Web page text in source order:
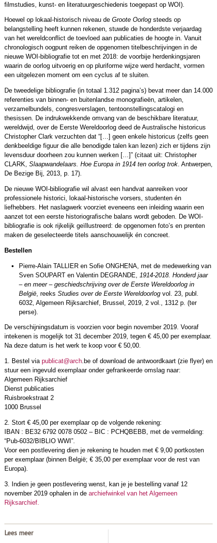
filmstudies, kunst- en literatuurgeschiedenis toegepast op WOI).
Hoewel op lokaal-historisch niveau de Groote Oorlogsteeds op
belangstelling heeft kunnen rekenen, stuwde de honderdste verjaardag
van het wereldconflict de toevloed aan publicaties de hoogte in. Vanuit
chronologisch oogpunt reiken de opgenomen titelbeschrijvingen in de
nieuwe WOI-bibliografie tot en met 2018: de voorbije herdenkingsjaren
waarin de oorlog uitvoerig en op pluriforme wijze werd herdacht, vormen
een uitgelezen moment om een cyclus af te sluiten.
De tweedelige bibliografie (in totaal 1.312 pagina’s) bevat meer dan 14.000
referenties van binnen- en buitenlandse monografieën, artikelen,
verzamelbundels, congresverslagen, tentoonstellingscatalogi en
thesissen. De indrukwekkende omvang van de beschikbare literatuur,
wereldwijd, over de Eerste Wereldoorlog deed de Australische historicus
Christopher Clark verzuchten dat “[…] geen enkele historicus (zelfs geen
denkbeeldige figuur die alle benodigde talen kan lezen) zich er tijdens zijn
levensduur doorheen zou kunnen werken […]” (citaat uit: Christopher
CLARK, Slaapwandelaars. Hoe Europa in 1914 ten oorlog trok. Antwerpen,
De Bezige Bij, 2013, p. 17).
De nieuwe WOI-bibliografie wil alvast een handvat aanreiken voor
professionele historici, lokaal-historische vorsers, studenten én
liefhebbers. Het naslagwerk voorziet eveneens een inleiding waarin een
aanzet tot een eerste historiografische balans wordt geboden. De WOI-
bibliografie is ook rijkelijk geïllustreerd: de opgenomen foto’s en prenten
maken de geselecteerde titels aanschouwelijk én concreet.
Bestellen
Pierre-Alain TALLIER en Sofie ONGHENA, met de medewerking van
Sven SOUPART en Valentin DEGRANDE,
1914-2018. Honderd jaar
– en meer – geschiedschrijving over de Eerste Wereldoorlog in
België, reeks Studies over de Eerste Wereldoorlogvol. 23, publ.
6032, Algemeen Rijksarchief, Brussel, 2019, 2 vol., 1312 p. (ter
perse).
De verschijningsdatum is voorzien voor begin november 2019. Vooraf
intekenen is mogelijk tot 31 december 2019, tegen € 45,00 per exemplaar.
Na deze datum is het werk te koop voor € 50,00.
1. Bestel via publicat@arch.be of download de antwoordkaart (zie flyer) en
stuur een ingevuld exemplaar onder gefrankeerde omslag naar:
Algemeen Rijksarchief
Dienst publicaties
Ruisbroekstraat 2
1000 Brussel
2. Stort € 45,00 per exemplaar op de volgende rekening:
IBAN : BE32 6792 0078 0502 – BIC : PCHQBEBB, met de vermelding:
“Pub-6032/BIBLIO WWI”.
Voor een postlevering dien je rekening te houden met € 9,00 portkosten
per exemplaar (binnen België; € 35,00 per exemplaar voor de rest van
Europa).
3. Indien je geen postlevering wenst, kan je je bestelling vanaf 12
november 2019 ophalen in de archiefwinkel van het Algemeen
Rijksarchief.
Lees meer